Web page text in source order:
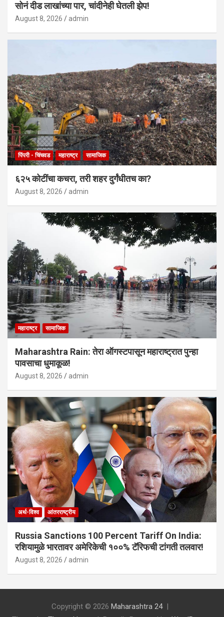
सोनं दीड लाखांच्या पार, चांदीनेही घेतली झेप!
August 8, 2026 admin
पिंपरी - चिंचवड महाराष्ट्र सामाजिक
६२५ कोटींचा कचरा, तरी शहर दुर्गंधीतच का?
August 8, 2026 admin
महाराष्ट्र सामाजिक
Maharashtra Rain: तेरा ऑगस्टपासून महाराष्ट्रात पुन्हा
पावसाचा धुमाकूळ!
August 8, 2026 admin
अर्थ-विश्व आंतरराष्ट्रीय
Russia Sanctions 100 Percent Tariff On India:
रशियामुळे भारतावर अमेरिकेची १००% टॅरिफची टांगती तलवार!
August 8, 2026 admin
Copyright © 2026 Maharashtra 24